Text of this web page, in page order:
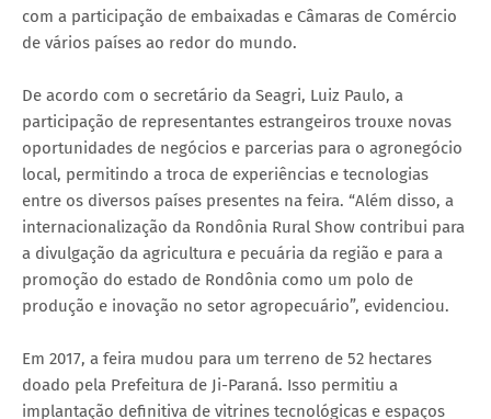
com a participação de embaixadas e Câmaras de Comércio
de vários países ao redor do mundo.
De acordo com o secretário da Seagri, Luiz Paulo, a
participação de representantes estrangeiros trouxe novas
oportunidades de negócios e parcerias para o agronegócio
local, permitindo a troca de experiências e tecnologias
entre os diversos países presentes na feira. “Além disso, a
internacionalização da Rondônia Rural Show contribui para
a divulgação da agricultura e pecuária da região e para a
promoção do estado de Rondônia como um polo de
produção e inovação no setor agropecuário”, evidenciou.
Em 2017, a feira mudou para um terreno de 52 hectares
doado pela Prefeitura de Ji-Paraná. Isso permitiu a
implantação definitiva de vitrines tecnológicas e espaços